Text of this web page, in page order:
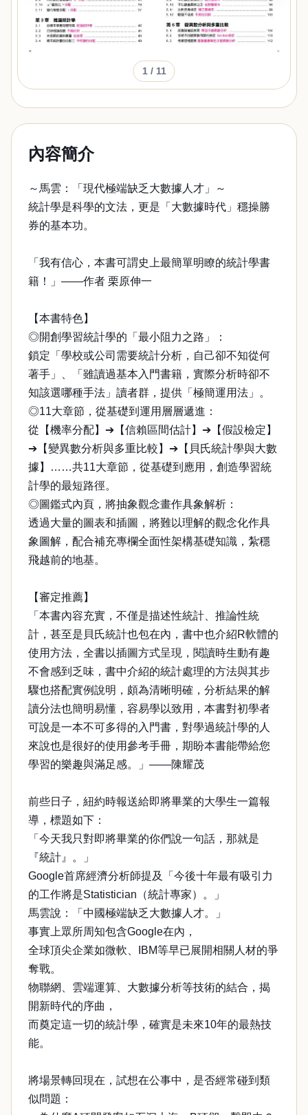
1/ 11
內容簡介
～馬雲：「現代極端缺乏大數據人才」～
統計學是科學的文法，更是「大數據時代」穩操勝
券的基本功。
「我有信心，本書可謂史上最簡單明瞭的統計學書
籍！」——作者 栗原伸一
【本書特色】
◎開創學習統計學的「最小阻力之路」：
鎖定「學校或公司需要統計分析，自己卻不知從何
著手」、「雖讀過基本入門書籍，實際分析時卻不
知該選哪種手法」讀者群，提供「極簡運用法」。
◎11大章節，從基礎到運用層層遞進：
從【機率分配】➔【信賴區間估計】➔【假設檢定】
➔【變異數分析與多重比較】➔【貝氏統計學與大數
據】……共11大章節，從基礎到應用，創造學習統
計學的最短路徑。
◎圖鑑式內頁，將抽象觀念畫作具象解析：
透過大量的圖表和插圖，將難以理解的觀念化作具
象圖解，配合補充專欄全面性架構基礎知識，紮穩
飛越前的地基。
【審定推薦】
「本書內容充實，不僅是描述性統計、推論性統
計，甚至是貝氏統計也包在內，書中也介紹R軟體的
使用方法，全書以插圖方式呈現，閱讀時生動有趣
不會感到乏味，書中介紹的統計處理的方法與其步
驟也搭配實例說明，頗為清晰明確，分析結果的解
讀分法也簡明易懂，容易學以致用，本書對初學者
可說是一本不可多得的入門書，對學過統計學的人
來說也是很好的使用參考手冊，期盼本書能帶給您
學習的樂趣與滿足感。」——陳耀茂
前些日子，紐約時報送給即將畢業的大學生一篇報
導，標題如下：
「今天我只對即將畢業的你們說一句話，那就是
『統計』。」
Google首席經濟分析師提及「今後十年最有吸引力
的工作將是Statistician（統計專家）。」
馬雲說：「中國極端缺乏大數據人才。」
事實上眾所周知包含Google在內，
全球頂尖企業如微軟、IBM等早已展開相關人材的爭
奪戰。
物聯網、雲端運算、大數據分析等技術的結合，揭
開新時代的序曲，
而奠定這一切的統計學，確實是未來10年的最熱技
能。
將場景轉回現在，試想在公事中，是否經常碰到類
似問題：